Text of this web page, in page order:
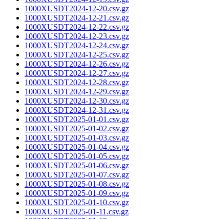
1000XUSDT2024-12-20.csv.gz
1000XUSDT2024-12-21.csv.gz
1000XUSDT2024-12-22.csv.gz
1000XUSDT2024-12-23.csv.gz
1000XUSDT2024-12-24.csv.gz
1000XUSDT2024-12-25.csv.gz
1000XUSDT2024-12-26.csv.gz
1000XUSDT2024-12-27.csv.gz
1000XUSDT2024-12-28.csv.gz
1000XUSDT2024-12-29.csv.gz
1000XUSDT2024-12-30.csv.gz
1000XUSDT2024-12-31.csv.gz
1000XUSDT2025-01-01.csv.gz
1000XUSDT2025-01-02.csv.gz
1000XUSDT2025-01-03.csv.gz
1000XUSDT2025-01-04.csv.gz
1000XUSDT2025-01-05.csv.gz
1000XUSDT2025-01-06.csv.gz
1000XUSDT2025-01-07.csv.gz
1000XUSDT2025-01-08.csv.gz
1000XUSDT2025-01-09.csv.gz
1000XUSDT2025-01-10.csv.gz
1000XUSDT2025-01-11.csv.gz